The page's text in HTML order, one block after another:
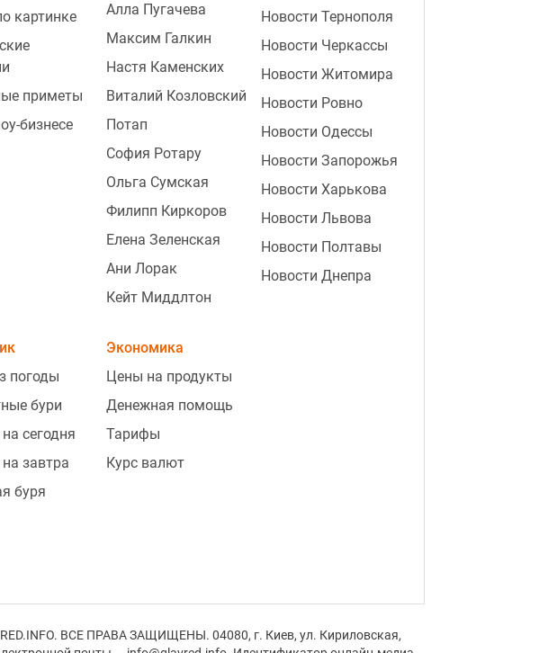
картинке
приметы
бизнесе
Алла Пугачева
Максим Галкин
Настя Каменских
Виталий Козловский
Потап
София Ротару
Ольга Сумская
Филипп Киркоров
Елена Зеленская
Ани Лорак
Кейт Миддлтон
Новости Тернополя
Новости Черкассы
Новости Житомира
Новости Ровно
Новости Одессы
Новости Запорожья
Новости Харькова
Новости Львова
Новости Полтавы
Новости Днепра
погоды
бури
сегодня
завтра
буря
Экономика
Цены на продукты
Денежная помощь
Тарифы
Курс валют
ВСЕ ПРАВА ЗАЩИЩЕНЫ. 04080, г. Киев, ул. Кириловская,